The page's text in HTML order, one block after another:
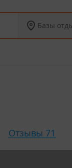
Базы
Отзывы 71